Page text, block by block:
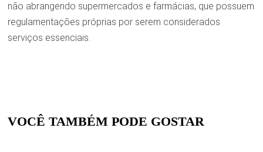
não abrangendo supermercados e farmácias, que possuem
regulamentações próprias por serem considerados
serviços essenciais.
VOCÊ TAMBÉM PODE GOSTAR